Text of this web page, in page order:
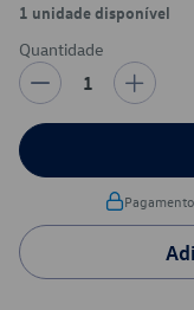
1 unidade disponível
Quantidade
1